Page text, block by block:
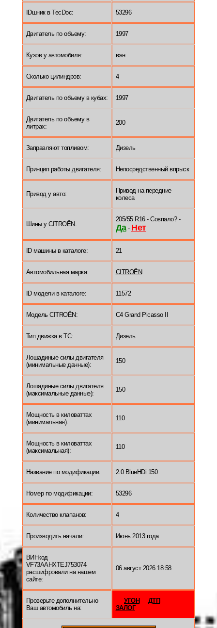
IDшник в TecDoc: 53296
Двигатель по объему: 1997
Кузов у автомобиля: вэн
Сколько цилиндров: 4
Двигатель по объему в кубах: 1997
Двигатель по объему в
литрах:
200
Заправляют топливом: Дизель
Принцип работы двигателя: Непосредственный впрыск
Привод у авто:
Привод на передние
колеса
Шины у CITROËN:
205/55 R16 - Совпало? -
Да- Нет
ID машины в каталоге: 21
Автомобильная марка: CITROËN
ID модели в каталоге: 11572
Модель CITROËN: C4 Grand Picasso II
Тип движка в ТС: Дизель
Лошадиные силы двигателя
(минимальные данные):
150
Лошадиные силы двигателя
(максимальные данные):
150
Мощность в киловаттах
(минимальная):
110
Мощность в киловаттах
(максимальная):
110
Название по модификации: 2.0 BlueHDi 150
Номер по модификации: 53296
Количество клапанов: 4
Производить начали: Июнь 2013 года
ВИНкод
VF73AAHXTEJ753074
расшифровали на нашем
сайте:
06 август 2026 18:58
Проверьте дополнительно
Ваш автомобиль на:
УГОН
ДТП
ЗАЛОГ